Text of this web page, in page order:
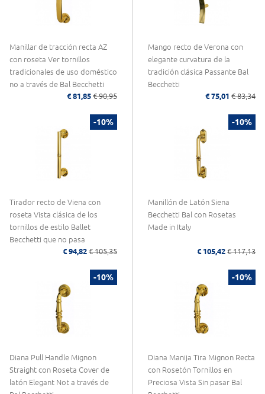
Manillar de tracción recta AZ
con roseta Ver tornillos
tradicionales de uso doméstico
no a través de Bal Becchetti
€ 81,85 € 90,95
Mango recto de Verona con
elegante curvatura de la
tradición clásica Passante Bal
Becchetti
€ 75,01 € 83,34
-10%
Tirador recto de Viena con
roseta Vista clásica de los
tornillos de estilo Ballet
Becchetti que no pasa
€ 94,82 € 105,35
-10%
Manillón de Latón Siena
Becchetti Bal con Rosetas
Made in Italy
€ 105,42 € 117,13
-10%
Diana Pull Handle Mignon
Straight con Roseta Cover de
latón Elegant Not a través de
-10%
Diana Manija Tira Mignon Recta
con Rosetón Tornillos en
Preciosa Vista Sin pasar Bal